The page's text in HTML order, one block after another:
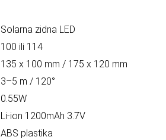
Solarna zidna LED
100 ili 114
135 x 100 mm / 175 x 120 mm
3–5 m / 120°
0.55W
Li-ion 1200mAh 3.7V
ABS plastika